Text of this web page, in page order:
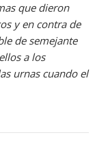
que dieron
y en contra de
de semejante
a los
urnas cuando el